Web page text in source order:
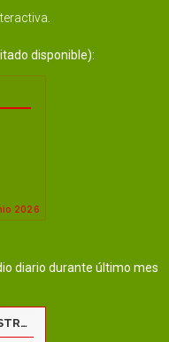
disponible):
diario durante último mes